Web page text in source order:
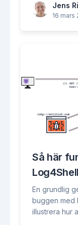
Jens
16 mars
Så här
Log4Shell
En grundlig
buggen med
illustrera hur